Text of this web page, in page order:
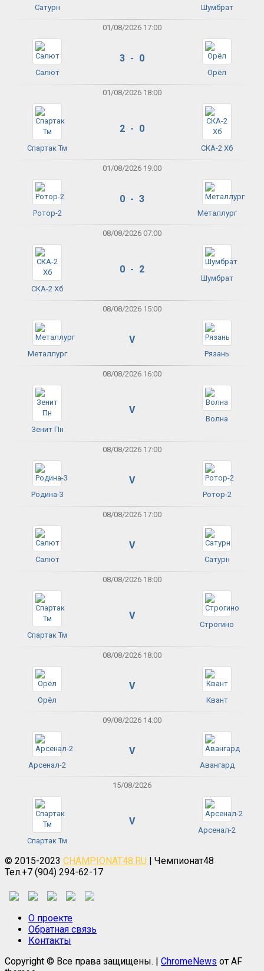
Сатурн Шумбрат
01/08/2026 17:00
Салют
3 - 0
Орёл
01/08/2026 18:00
Спартак Тм
2 - 0
СКА-2 Хб
01/08/2026 19:00
Ротор-2
0 - 3
Металлург
08/08/2026 07:00
СКА-2 Хб
0 - 2
Шумбрат
08/08/2026 15:00
Металлург
V
Рязань
08/08/2026 16:00
Зенит Пн
V
Волна
08/08/2026 17:00
Родина-3
V
Ротор-2
08/08/2026 17:00
Салют
V
Сатурн
08/08/2026 18:00
Спартак Тм
V
Строгино
08/08/2026 18:00
Орёл
V
Квант
09/08/2026 14:00
Арсенал-2
V
Авангард
15/08/2026
Спартак Тм
V
Арсенал-2
© 2015-2023 CHAMPIONAT48.RU | Чемпионат48
Тел.+7 (904) 294-62-17
О проекте
Обратная связь
Контакты
Copyright © Все права защищены. | ChromeNews от AF